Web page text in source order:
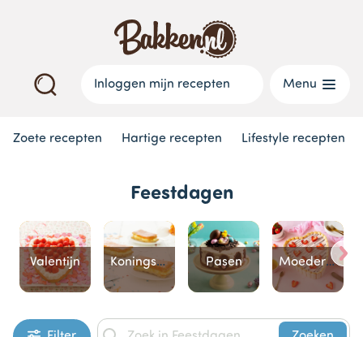
Inloggen mijn recepten Menu
Zoete recepten Hartige recepten Lifestyle recepten
Feestdagen
Valentijn Koningsdag Pasen Moederdag
Item